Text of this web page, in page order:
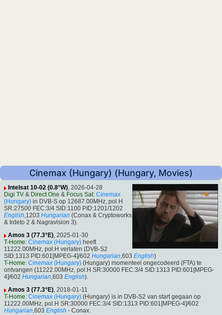
Cinemax (Hungary) (Hungary, Movies)
Intelsat 10-02 (0.8°W), 2026-04-28
Digi TV & Direct One & Focus Sat: Cinemax
(Hungary) in DVB-S op 12687.00MHz, pol.H
SR:27500 FEC:3/4 SID:1100 PID:1201/1202
English,1203 Hungarian (Conax & Cryptoworks
& Irdeto 2 & Nagravision 3).
Amos 3 (77.3°E), 2025-01-30
T-Home: Cinemax (Hungary) heeft
11222.00MHz, pol.H verlaten (DVB-S2
SID:1313 PID:601[MPEG-4]/602 Hungarian,603 English)
T-Home: Cinemax (Hungary) (Hungary) momenteel ongecodeerd (FTA) te
ontvangen (11222.00MHz, pol.H SR:30000 FEC:3/4 SID:1313 PID:601[MPEG-
4]/602 Hungarian,603 English).
Amos 3 (77.3°E), 2018-01-11
T-Home: Cinemax (Hungary) (Hungary) is in DVB-S2 van start gegaan op
11222.00MHz, pol.H SR:30000 FEC:3/4 SID:1313 PID:601[MPEG-4]/602
Hungarian,603 English - Conax.